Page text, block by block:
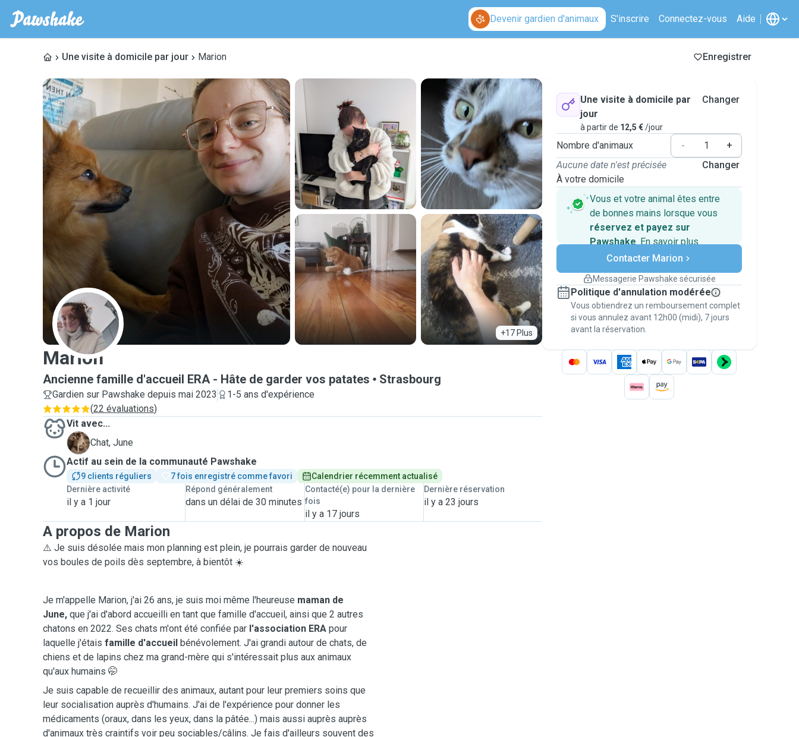
Devenir gardien d'animaux S'inscrire Connectez-vous Aide
Une visite à domicile par jour Marion Enregistrer
+17 Plus
M
Marion
Ancienne famille d'accueil ERA - Hâte de garder vos patates Strasbourg
Gardien sur Pawshake depuis mai 2023
1-5 ans d'expérience
(22 évaluations)
Vit avec...
J
Chat, June
Actif au sein de la communauté Pawshake
9 clients réguliers 7 fois enregistré comme favori
Calendrier récemment actualisé
Dernière activité
il y a 1 jour
Répond généralement
dans un délai de 30 minutes
Contacté(e) pour la dernière
fois
il y a 17 jours
Dernière réservation
il y a 23 jours
A propos de Marion
⚠️ Je suis désolée mais mon planning est plein, je pourrais garder de nouveau
vos boules de poils dès septembre, à bientôt ☀️
Je m'appelle Marion, j'ai 26 ans, je suis moi même l'heureuse maman de
June, que j'ai d'abord accueilli en tant que famille d'accueil, ainsi que 2 autres
chatons en 2022. Ses chats m'ont été confiée par l'association ERA pour
laquelle j'étais famille d'accueil bénévolement. J'ai grandi autour de chats, de
chiens et de lapins chez ma grand-mère qui s'intéressait plus aux animaux
qu'aux humains 🤭
Je suis capable de recueillir des animaux, autant pour leur premiers soins que
leur socialisation auprès d'humains. J'ai de l'expérience pour donner les
médicaments (oraux, dans les yeux, dans la pâtée...) mais aussi auprès auprès
d'animaux très craintifs voir peu sociables/câlins. Je fais d'ailleurs souvent des
Une visite à domicile par
jour
à partir de 12,5 €/jour
Changer
Nombre d'animaux -
+
Aucune date n'est précisée
À votre domicile
Changer
Vous et votre animal êtes entre
de bonnes mains lorsque vous
réservez et payez sur
Pawshake. En savoir plus
Paiements sécurisés
Assistance en cas de
Réservations couvertes par
nos garanties
Gardez tout sur Pawshake (du premier
message au paiement) pour bénéficier de la
Garantie Pawshake
Contacter Marion
Messagerie Pawshake sécurisée
Politique d'annulation modérée
Vous obtiendrez un remboursement complet
si vous annulez avant 12h00 (midi), 7 jours
avant la réservation.